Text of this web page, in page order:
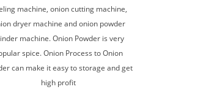
machine, onion cutting machine,
dryer machine and onion powder
machine. Onion Powder is very
spice. Onion Process to Onion
can make it easy to storage and get
high profit